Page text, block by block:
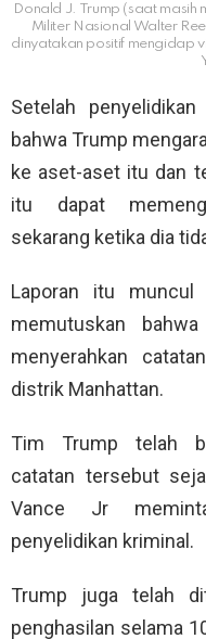
Donald J. Trump (saat masih
Militer Nasional Walter
dinyatakan positif mengidap
Setelah
bahwa Trump
ke aset-aset itu dan
itu dapat
sekarang ketika dia
Laporan itu muncul
memutuskan
menyerahkan
distrik Manhattan.
Tim Trump telah
catatan tersebut
Vance Jr
penyelidikan kriminal.
Trump juga telah
penghasilan selama